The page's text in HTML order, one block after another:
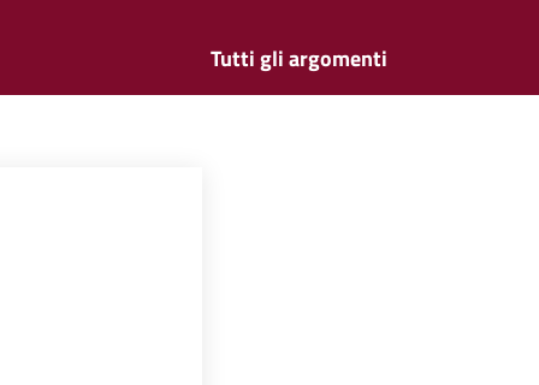
Tutti gli argomenti